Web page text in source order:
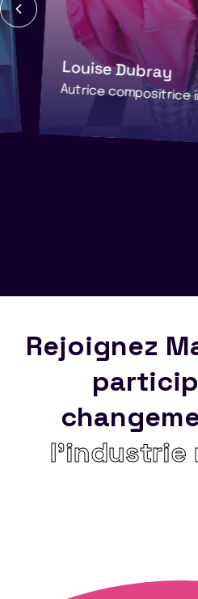
Louise Dubray
Autrice
Rejoignez
l’industrie